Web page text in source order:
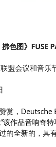
拂色图》FUSE
盟会议和音乐
赏，Deutsche
该作品音响奇特
的全新的， 具